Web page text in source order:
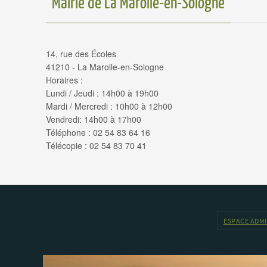
14, rue des Écoles
41210 - La Marolle-en-Sologne
Horaires :
Lundi / Jeudi : 14h00 à 19h00
Mardi / Mercredi : 10h00 à 12h00
Vendredi: 14h00 à 17h00
Téléphone : 02 54 83 64 16
Télécopie : 02 54 83 70 41
ESPACE